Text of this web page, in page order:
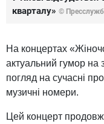
кварталу» ©
На концертах
актуальний гумор на
погляд на сучасні
музичні номери.
Цей концерт